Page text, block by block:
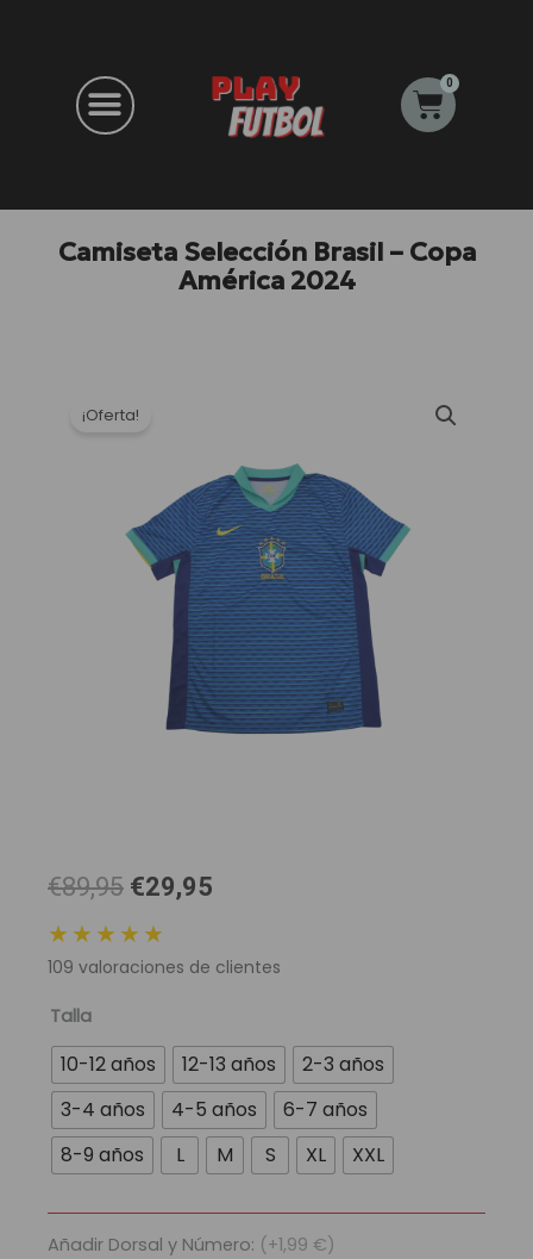
0
Carrito
Camiseta Selección Brasil – Copa
América 2024
¡Oferta!
€89,95 El
original
era:
€29,95
es:
★★★★★
109 valoraciones de clientes
Talla
10-12 años 12-13 años
2-3 años
3-4 años
4-5 años
6-7 años
8-9 años
L M S XL XXL
Añadir Dorsal y Número: (+1,99 €)
Camiseta
Selección
Brasil
-
Copa
América
cantidad